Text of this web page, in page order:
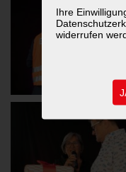
Ihre
widerrufen